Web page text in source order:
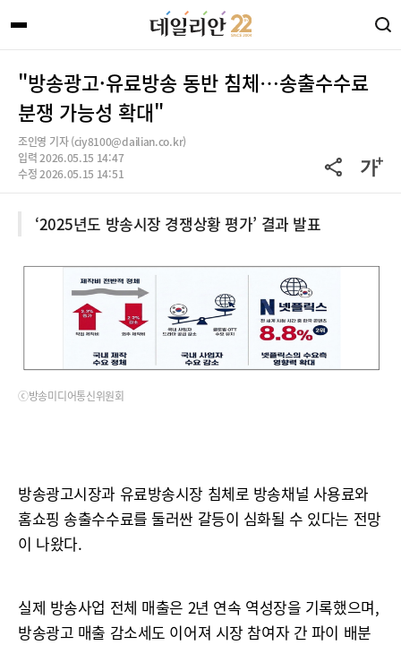
"방송광고·유료방송 동반 침체…송출수수료
분쟁 가능성 확대"
조인영 기자 (ciy8100@dailian.co.kr)
입력 2026.05.15 14:47
수정 2026.05.15 14:51
‘2025년도 방송시장 경쟁상황 평가’ 결과 발표
ⓒ방송미디어통신위원회
방송광고시장과 유료방송시장 침체로 방송채널 사용료와
홈쇼핑 송출수수료를 둘러싼 갈등이 심화될 수 있다는 전망
이 나왔다.
실제 방송사업 전체 매출은 2년 연속 역성장을 기록했으며,
방송광고 매출 감소세도 이어져 시장 참여자 간 파이 배분